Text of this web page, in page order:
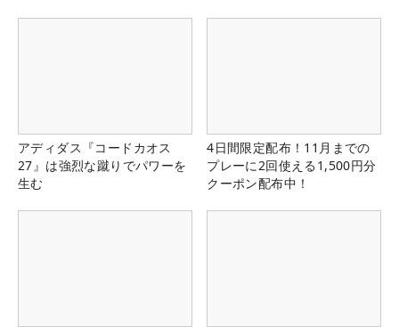
アディダス『コードカオス
27』は強烈な蹴りでパワーを
生む
4日間限定配布！11月までの
プレーに2回使える1,500円分
クーポン配布中！